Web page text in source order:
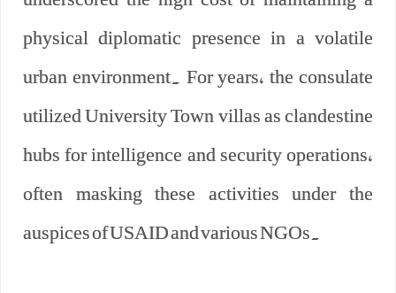
physical diplomatic presence in a volatile
urban environment. For years, the consulate
utilized University Town villas as clandestine
hubs for intelligence and security operations,
often masking these activities under the
auspices of USAID and various NGOs.